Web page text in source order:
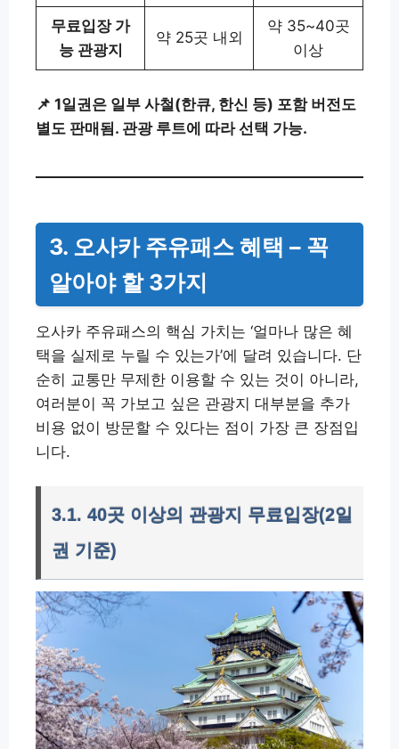
무료입장 가
능 관광지
약 25곳 내외
약 35~40곳
이상
📌 1일권은 일부 사철(한큐, 한신 등) 포함 버전도
별도 판매됨. 관광 루트에 따라 선택 가능.
3. 오사카 주유패스 혜택 – 꼭
알아야 할 3가지
오사카 주유패스의 핵심 가치는 ‘얼마나 많은 혜
택을 실제로 누릴 수 있는가’에 달려 있습니다. 단
순히 교통만 무제한 이용할 수 있는 것이 아니라,
여러분이 꼭 가보고 싶은 관광지 대부분을 추가
비용 없이 방문할 수 있다는 점이 가장 큰 장점입
니다.
3.1. 40곳 이상의 관광지 무료입장(2일
권 기준)